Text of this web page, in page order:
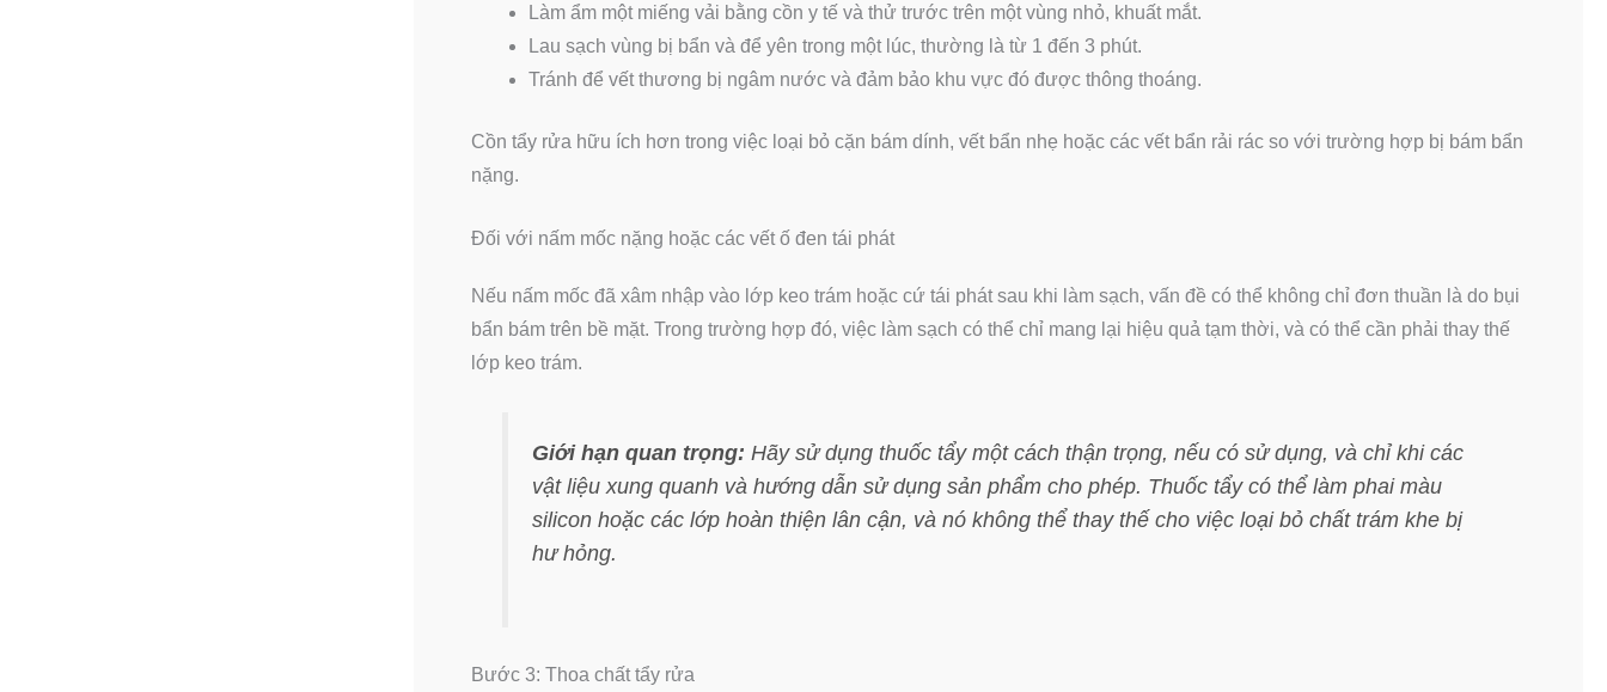
Làm ẩm một miếng vải bằng cồn y tế và thử trước trên một vùng nhỏ, khuất mắt.
Lau sạch vùng bị bẩn và để yên trong một lúc, thường là từ 1 đến 3 phút.
Tránh để vết thương bị ngâm nước và đảm bảo khu vực đó được thông thoáng.
Cồn tẩy rửa hữu ích hơn trong việc loại bỏ cặn bám dính, vết bẩn nhẹ hoặc các vết bẩn rải rác so với trường hợp bị bám bẩn
nặng.
Đối với nấm mốc nặng hoặc các vết ố đen tái phát
Nếu nấm mốc đã xâm nhập vào lớp keo trám hoặc cứ tái phát sau khi làm sạch, vấn đề có thể không chỉ đơn thuần là do bụi
bẩn bám trên bề mặt. Trong trường hợp đó, việc làm sạch có thể chỉ mang lại hiệu quả tạm thời, và có thể cần phải thay thế
lớp keo trám.
Giới hạn quan trọng: Hãy sử dụng thuốc tẩy một cách thận trọng, nếu có sử dụng, và chỉ khi các
vật liệu xung quanh và hướng dẫn sử dụng sản phẩm cho phép. Thuốc tẩy có thể làm phai màu
silicon hoặc các lớp hoàn thiện lân cận, và nó không thể thay thế cho việc loại bỏ chất trám khe bị
hư hỏng.
Bước 3: Thoa chất tẩy rửa